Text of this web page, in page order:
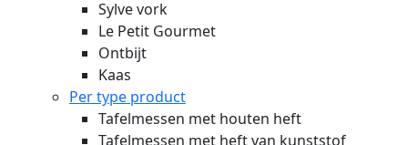
Sylve vork
Le Petit Gourmet
Ontbijt
Kaas
Per type product
Tafelmessen met houten heft
Tafelmessen met heft van kunststof